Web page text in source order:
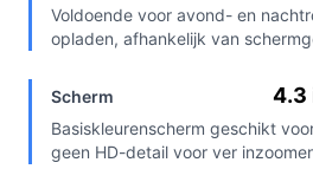
Voldoende voor avond- en
opladen, afhankelijk van
Scherm 4.3
Basiskleurenscherm geschikt
geen HD-detail voor ver